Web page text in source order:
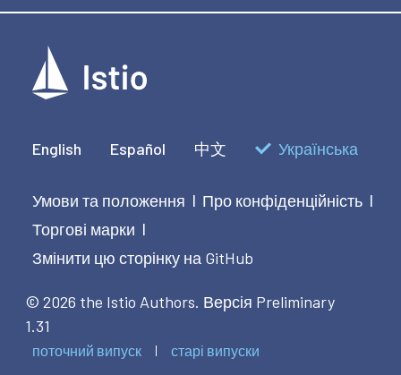
English Español 中文 Українська
Умови та положення | Про конфіденційність |
Торгові марки |
Змінити цю сторінку на GitHub
© 2026 the Istio Authors. Версія Preliminary
1.31
поточний випуск старі випуски